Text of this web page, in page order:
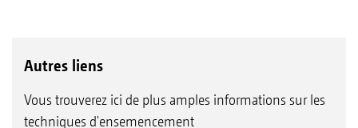
Autres liens
Vous trouverez ici de plus amples informations sur les
techniques d'ensemencement